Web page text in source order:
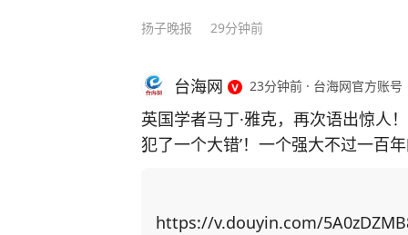
扬子晚报 29分钟前
台海网 23分钟前 · 台海网官方账号
英国学者马丁·雅克，再次语出惊人
犯了一个大错’！一个强大不过一百
雅克说了一句让整个西方都头疼的
https://v.douyin.com/